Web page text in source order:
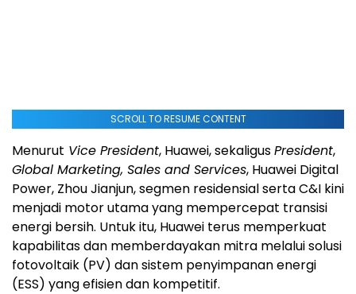
SCROLL TO RESUME CONTENT
Menurut Vice President, Huawei, sekaligusPresident,
Global Marketing, Sales and Services, Huawei Digital
Power, Zhou Jianjun, segmen residensial serta C&I kini
menjadi motor utama yang mempercepat transisi
energi bersih. Untuk itu, Huawei terus memperkuat
kapabilitas dan memberdayakan mitra melalui solusi
fotovoltaik (PV) dan sistem penyimpanan energi
(ESS) yang efisien dan kompetitif.